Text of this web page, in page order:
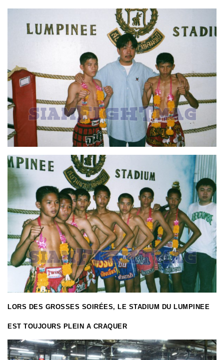
LORS DES GROSSES SOIRÉES, LE STADIUM DU LUMPINEE
EST TOUJOURS PLEIN A CRAQUER